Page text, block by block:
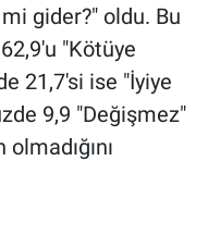
gider?" oldu. Bu
"Kötüye
21,7'si ise "İyiye
9,9 "Değişmez"